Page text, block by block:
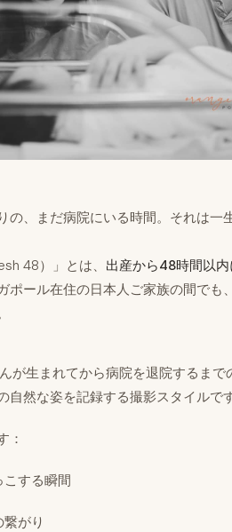
の、まだ病院にいる時間。それは一
48）」とは、 出産から48時間以
ポール在住の日本人ご家族の間でも
が生まれてから病院を退院するまで
自然な姿を記録する撮影スタイルです
：
する瞬間
がり